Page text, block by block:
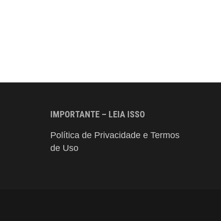
IMPORTANTE – LEIA ISSO
Política de Privacidade e Termos
de Uso